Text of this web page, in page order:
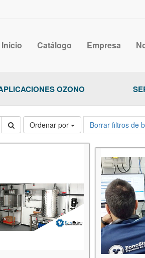
Inicio Catálogo Empresa
OZONO
Ordenar por Borrar filtros de